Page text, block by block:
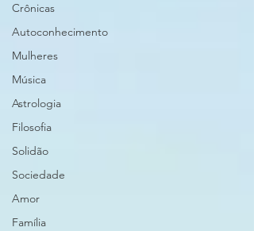
Crônicas
Autoconhecimento
Mulheres
Música
Astrologia
Filosofia
Solidão
Sociedade
Amor
Família